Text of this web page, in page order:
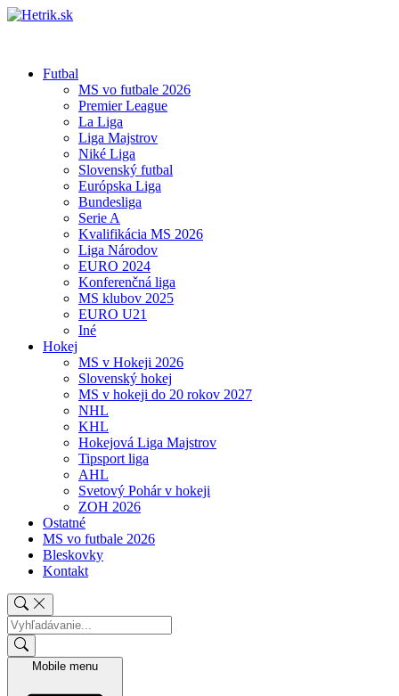
Futbal
MS vo futbale 2026
Premier League
La Liga
Liga Majstrov
Niké Liga
Slovenský futbal
Európska Liga
Bundesliga
Serie A
Kvalifikácia MS 2026
Liga Národov
EURO 2024
Konferenčná liga
MS klubov 2025
EURO U21
Iné
Hokej
MS v Hokeji 2026
Slovenský hokej
MS v hokeji do 20 rokov 2027
NHL
KHL
Hokejová Liga Majstrov
Tipsport liga
AHL
Svetový Pohár v hokeji
ZOH 2026
Ostatné
MS vo futbale 2026
Bleskovky
Kontakt
Mobile menu